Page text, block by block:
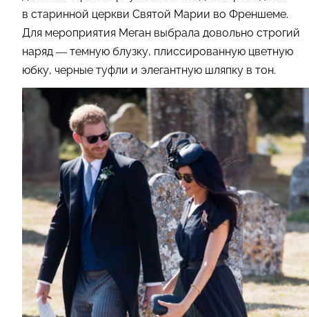
в старинной церкви Святой Марии во Френшеме.
Для мероприятия Меган выбрала довольно строгий
наряд — темную блузку, плиссированную цветную
юбку, черные туфли и элегантную шляпку в тон.